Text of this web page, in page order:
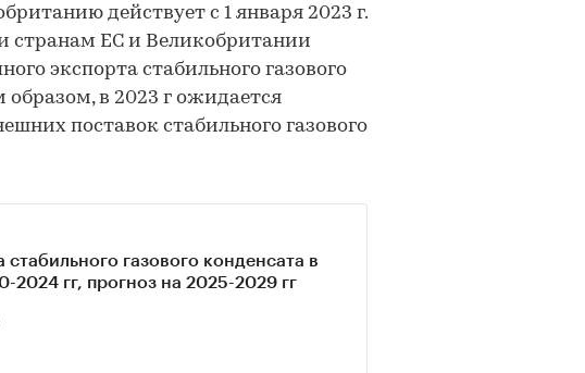
действует с 1 января 2023 г.
странам ЕС и Великобритании
экспорта стабильного газового
в 2023 г ожидается
поставок стабильного газового
газового конденсата в
2024 гг, прогноз на 2025-2029 гг